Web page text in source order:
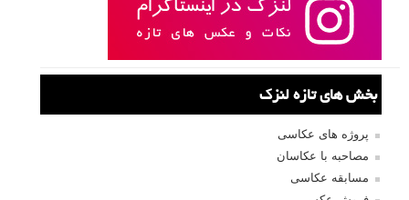
بخش های تازه لنزک
پروژه های عکاسی
مصاحبه با عکاسان
مسابقه عکاسی